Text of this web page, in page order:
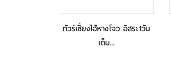
ทัวร์เซี่ยงไฮ้หางโจว อิสระ1วัน
เต็ม...